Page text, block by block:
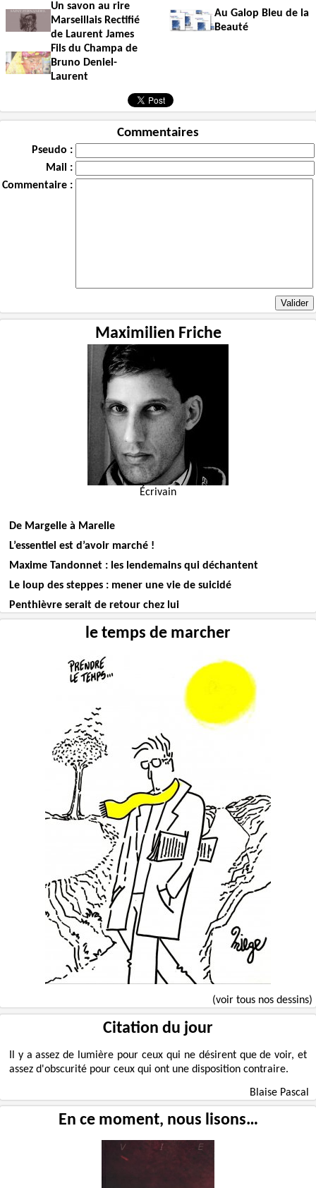
Un savon au rire
Marseillais Rectifié
de Laurent James
Au Galop Bleu de la
Beauté
Fils du Champa de
Bruno Deniel-
Laurent
Commentaires
Pseudo :
Mail :
Commentaire :
Maximilien Friche
Écrivain
De Margelle à Marelle
L’essentiel est d’avoir marché !
Maxime Tandonnet : les lendemains qui déchantent
Le loup des steppes : mener une vie de suicidé
Penthièvre serait de retour chez lui
le temps de marcher
(voir tous nos dessins)
Citation du jour
Il y a assez de lumière pour ceux qui ne désirent que de voir, et
assez d'obscurité pour ceux qui ont une disposition contraire.
Blaise Pascal
En ce moment, nous lisons…